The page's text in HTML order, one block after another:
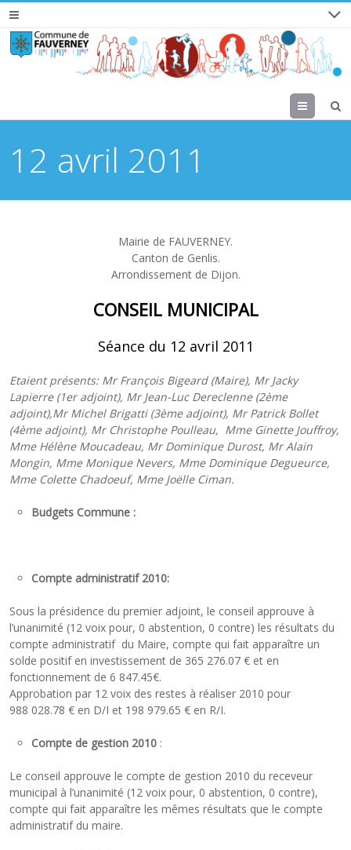
Menu
12 avril 2011
Mairie de FAUVERNEY.
Canton de Genlis.
Arrondissement de Dijon.
CONSEIL MUNICIPAL
Séance du 12 avril 2011
Etaient présents:Mr François Bigeard (Maire), Mr Jacky
Lapierre (1er adjoint), Mr Jean-Luc Dereclenne (2ème
adjoint),Mr Michel Brigatti (3ème adjoint), Mr Patrick Bollet
(4ème adjoint), Mr Christophe Poulleau, Mme Ginette Jouffroy,
Mme Hélène Moucadeau, Mr Dominique Durost, Mr Alain
Mongin, Mme Monique Nevers, Mme Dominique Degueurce,
Mme Colette Chadoeuf, Mme Joëlle Ciman.
Budgets Commune :
Compte administratif 2010:
Sous la présidence du premier adjoint, le conseil approuve à
l’unanimité (12 voix pour, 0 abstention, 0 contre) les résultats du
compte administratif du Maire, compte qui fait apparaître un
solde positif en investissement de 365 276.07 € et en
fonctionnement de 6 847.45€.
Approbation par 12 voix des restes à réaliser 2010 pour
988 028.78 € en D/I et 198 979.65 € en R/I.
Compte de gestion 2010 :
Le conseil approuve le compte de gestion 2010 du receveur
municipal à l’unanimité (12 voix pour, 0 abstention, 0 contre),
compte qui fait apparaître les mêmes résultats que le compte
administratif du maire.